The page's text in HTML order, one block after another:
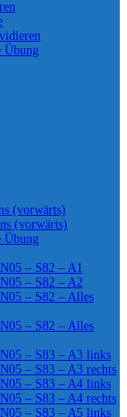
Übung
(vorwärts)
(vorwärts)
Übung
– S82 – A1
– S82 – A2
– S82 – Alles
– S82 – Alles
– S83 – A3 links
– S83 – A3 rechts
– S83 – A4 links
– S83 – A4 rechts
– S83 – A5 links